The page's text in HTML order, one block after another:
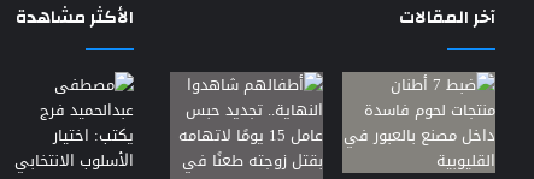
آخر المقالات الأكثر مشاهدة